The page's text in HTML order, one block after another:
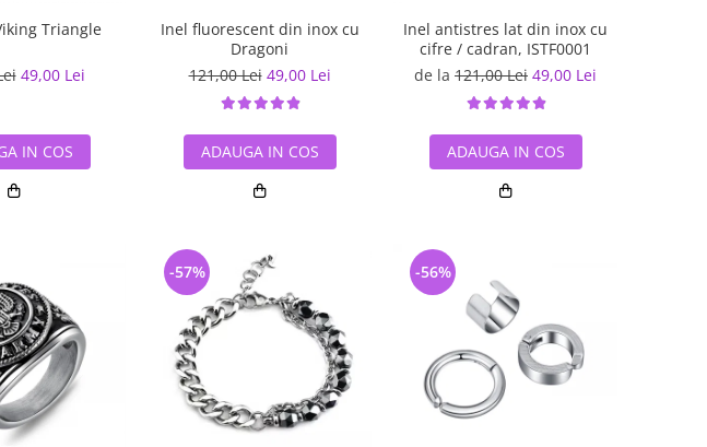
Triangle
49,00 Lei
IN COS
Inel fluorescent din inox cu
Dragoni
121,00 Lei 49,00 Lei
ADAUGA IN COS
Inel antistres lat din inox cu
cifre / cadran, ISTF0001
de la 121,00 Lei 49,00 Lei
ADAUGA IN COS
-57% -56%